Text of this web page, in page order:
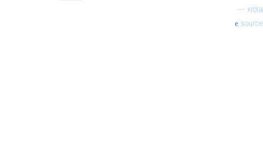
xiota
source